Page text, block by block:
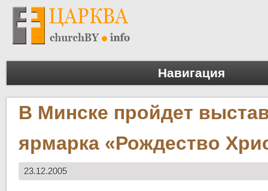
Навигация
В Минске пройдет
ярмарка «Рождество
23.12.2005